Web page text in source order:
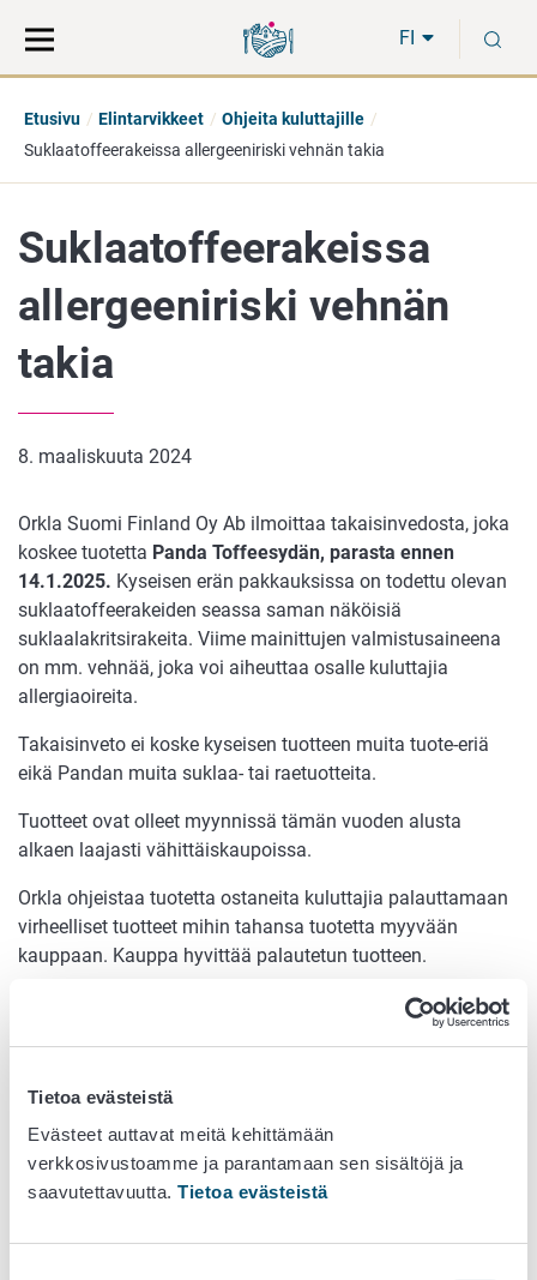
Tietoa evästeistä
Evästeet auttavat meitä kehittämään
verkkosivustoamme ja parantamaan sen sisältöjä ja
saavutettavuutta. Tietoa evästeistä
suoraan
sisältöön
koko
sivuston
FI
Etusivu Elintarvikkeet
Ohjeita kuluttajille
Suklaatoffeerakeissa allergeeniriski vehnän takia
Suklaatoffeerakeissa
allergeeniriski vehnän
takia
8. maaliskuuta 2024
Orkla Suomi Finland Oy Ab ilmoittaa takaisinvedosta, joka
koskee tuotetta Panda Toffeesydän, parasta ennen
14.1.2025. Kyseisen erän pakkauksissa on todettu olevan
suklaatoffeerakeiden seassa saman näköisiä
suklaalakritsirakeita. Viime mainittujen valmistusaineena
on mm. vehnää, joka voi aiheuttaa osalle kuluttajia
allergiaoireita.
Takaisinveto ei koske kyseisen tuotteen muita tuote-eriä
eikä Pandan muita suklaa- tai raetuotteita.
Tuotteet ovat olleet myynnissä tämän vuoden alusta
alkaen laajasti vähittäiskaupoissa.
Orkla ohjeistaa tuotetta ostaneita kuluttajia palauttamaan
virheelliset tuotteet mihin tahansa tuotetta myyvään
kauppaan. Kauppa hyvittää palautetun tuotteen.
Lisätietoja: Orkla Suomi Finland Oy Ab:n kuluttajapalvelu
puhelimitse 0800 133 933 (arkipäivisin klo 9-12) tai
Asiaa hoitaa Ruokavirastossa erityisasiantuntija Mika
Varjonen, p. 050 38 68 416,
etunimi.sukunimi@ruokavirasto.fi.
(Kuva: Orkla Suomi Finland Oy Ab)